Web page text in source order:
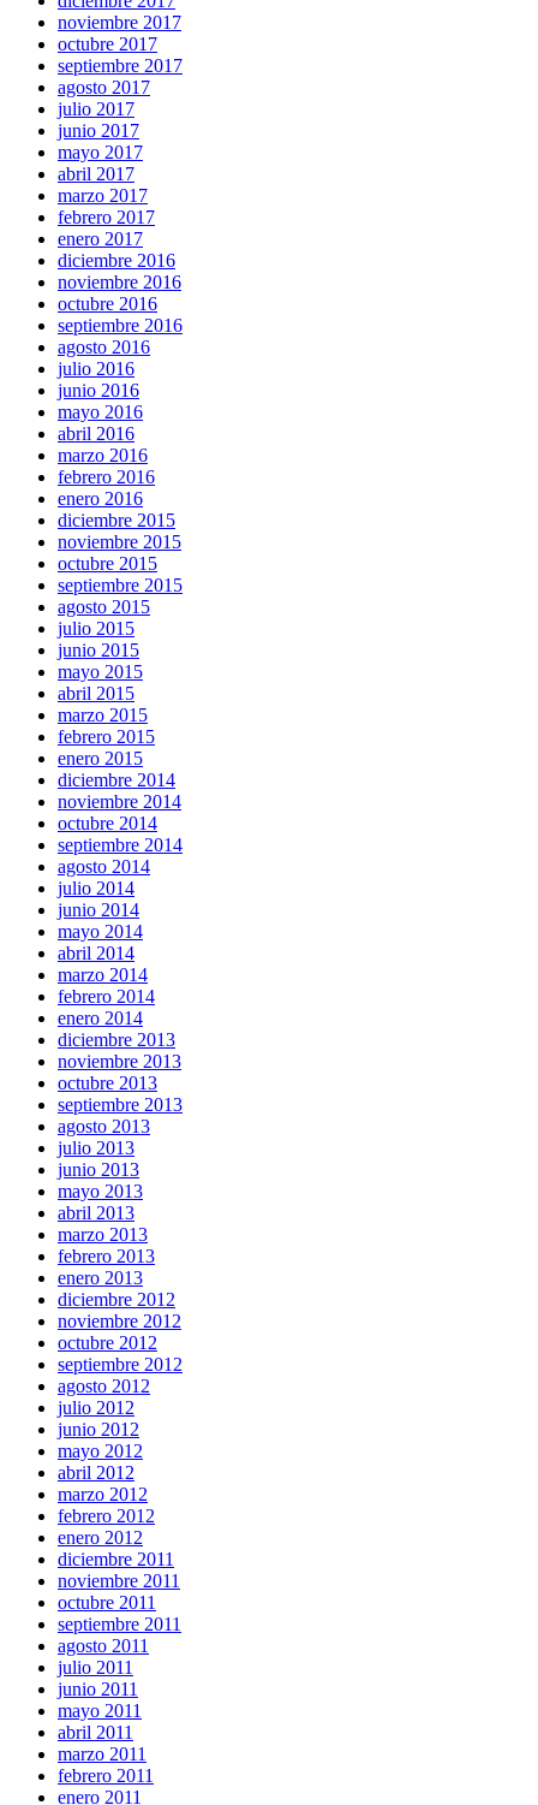
noviembre 2017
octubre 2017
septiembre 2017
agosto 2017
julio 2017
junio 2017
mayo 2017
abril 2017
marzo 2017
febrero 2017
enero 2017
diciembre 2016
noviembre 2016
octubre 2016
septiembre 2016
agosto 2016
julio 2016
junio 2016
mayo 2016
abril 2016
marzo 2016
febrero 2016
enero 2016
diciembre 2015
noviembre 2015
octubre 2015
septiembre 2015
agosto 2015
julio 2015
junio 2015
mayo 2015
abril 2015
marzo 2015
febrero 2015
enero 2015
diciembre 2014
noviembre 2014
octubre 2014
septiembre 2014
agosto 2014
julio 2014
junio 2014
mayo 2014
abril 2014
marzo 2014
febrero 2014
enero 2014
diciembre 2013
noviembre 2013
octubre 2013
septiembre 2013
agosto 2013
julio 2013
junio 2013
mayo 2013
abril 2013
marzo 2013
febrero 2013
enero 2013
diciembre 2012
noviembre 2012
octubre 2012
septiembre 2012
agosto 2012
julio 2012
junio 2012
mayo 2012
abril 2012
marzo 2012
febrero 2012
enero 2012
diciembre 2011
noviembre 2011
octubre 2011
septiembre 2011
agosto 2011
julio 2011
junio 2011
mayo 2011
abril 2011
marzo 2011
febrero 2011
enero 2011